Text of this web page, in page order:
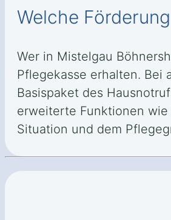
Welche
Wer in Mistelgau
Pflegekasse erhalten. Bei
Basispaket des
erweiterte Funktionen
Situation und dem